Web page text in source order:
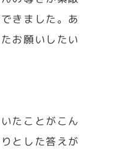
きました。あ
お願いしたい
たことがこん
とした答えが